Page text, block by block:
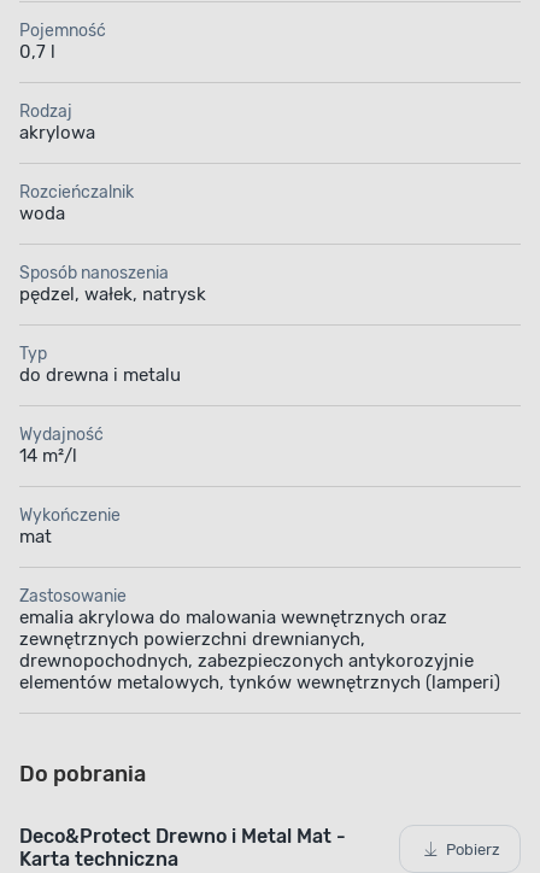
Estetyczny wygląd
powierzchni
Odśwież wygląd drewnianych i metalowych
powierzchni, podkreślając ich piękno. Matowa
pewność, że drobne mankamenty powierzchni
zostaną optycznie zniwelowane.
Pojemność
0,7 l
Rodzaj
akrylowa
Rozcieńczalnik
woda
Sposób nanoszenia
pędzel, wałek, natrysk
Typ
do drewna i metalu
Wydajność
14 m²/l
Wykończenie
mat
Zastosowanie
emalia akrylowa do malowania wewnętrznych oraz
zewnętrznych powierzchni drewnianych,
drewnopochodnych, zabezpieczonych antykorozyjnie
elementów metalowych, tynków wewnętrznych (lamperi)
Do pobrania
Deco&Protect Drewno i Metal Mat -
Karta techniczna
Pobierz